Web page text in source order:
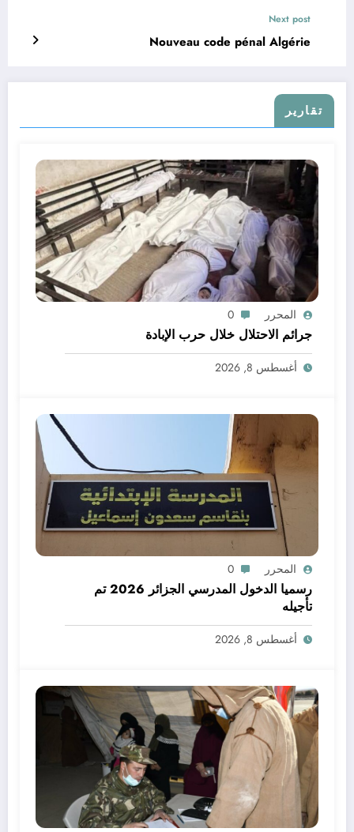
Next post
Nouveau code pénal Algérie
تقارير
المحرر 0
جرائم الاحتلال خلال حرب الإبادة
أغسطس 8, 2026
المحرر 0
رسميا الدخول المدرسي الجزائر 2026 تم
تأجيله
أغسطس 8, 2026